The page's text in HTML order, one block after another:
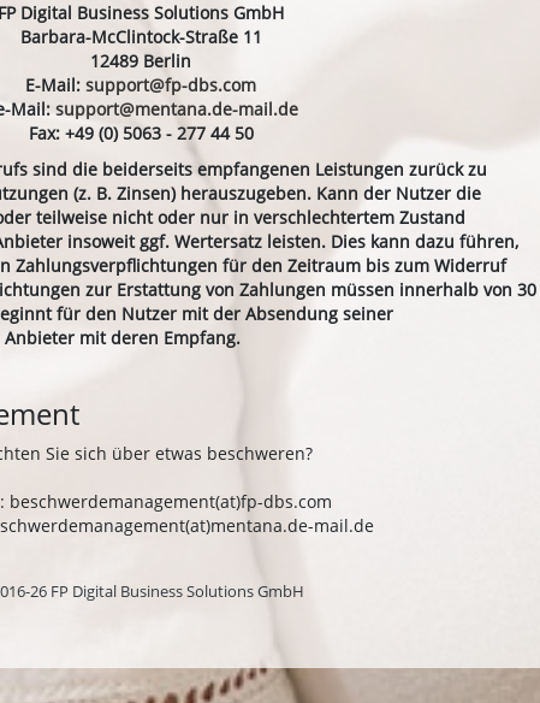
FP Digital Business Solutions GmbH
Barbara-McClintock-Straße 11
12489 Berlin
E-Mail: support@fp-dbs.com
Mail: support@mentana.de-mail.de
Fax: +49 (0) 5063 - 277 44 50
sind die beiderseits empfangenen Leistungen zurück zu
(z. B. Zinsen) herauszugeben. Kann der Nutzer die
teilweise nicht oder nur in verschlechtertem Zustand
insoweit ggf. Wertersatz leisten. Dies kann dazu führen,
Zahlungsverpflichtungen für den Zeitraum bis zum Widerruf
zur Erstattung von Zahlungen müssen innerhalb von 30
für den Nutzer mit der Absendung seiner
mit deren Empfang.
Sie sich über etwas beschweren?
beschwerdemanagement(at)fp-dbs.com
mail.de
26 FP Digital Business Solutions GmbH